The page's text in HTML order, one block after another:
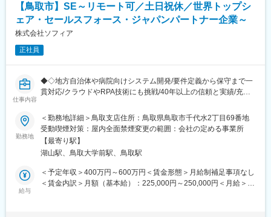
8/9(日)11:00～14:30
8/13(木)17:00～20:30
8/18(火)17:00～20:30
8/25(火)17:00～20:30
8/27(木)17:00～20:30
■具体的には：
・新規契約・機種変更の受付および提案
・料金プラン、楽天ポイント活用、楽天カード、各種サービスの
案内
・スマホの初期設定・データ移行サポート
◇店舗運営
・店舗での電話応対
【鳥取市】SE～リモート可／土日祝休／世界トップシ
ェア・セールスフォース・ジャパンパートナー企業～
株式会社ソフィア
正社員
仕事内容
◆◇地方自治体や病院向けシステム開発/要件定義から保守まで一
貫対応/クラウドやRPA技術にも挑戦/40年以上の信頼と実績/充実
■業務内容
大手システムインテグレーター又は最終ユーザーであるクライア
ントより直接請け負ったシステム開発案件について、要件定義か
ら概要設計、詳細設計、プログラム製造、単体・結合・総合テス
ト、システム保守までの全工程を行います。また社会のニーズに
応えるべく、クラウド事業やＲＰＡ技術など多様化される技術に
も取り組んでいます。
勤務地
＜勤務地詳細＞鳥取支店住所：鳥取県鳥取市千代水2丁目69番地
受動喫煙対策：屋内全面禁煙変更の範囲：会社の定める事業所
【最寄り駅】
湖山駅、鳥取大学前駅、鳥取駅
給与
＜予定年収＞400万円～600万円＜賃金形態＞月給制補足事項なし
＜賃金内訳＞月額（基本給）：225,000円～250,000円＜月給＞